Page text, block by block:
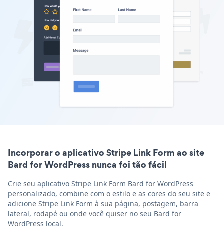
Incorporar o aplicativo Stripe Link Form ao site
Bard for WordPress nunca foi tão fácil
Crie seu aplicativo Stripe Link Form Bard for WordPress
personalizado, combine com o estilo e as cores do seu site e
adicione Stripe Link Form à sua página, postagem, barra
lateral, rodapé ou onde você quiser no seu Bard for
WordPress local.